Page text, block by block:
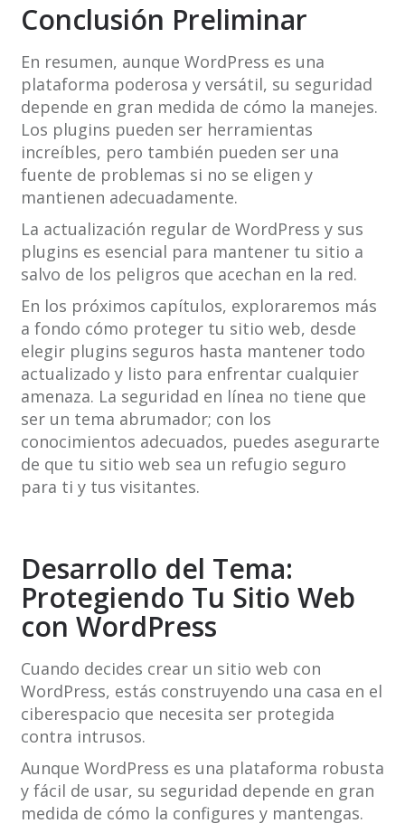
Conclusión Preliminar
En resumen, aunque WordPress es una
plataforma poderosa y versátil, su seguridad
depende en gran medida de cómo la manejes.
Los plugins pueden ser herramientas
increíbles, pero también pueden ser una
fuente de problemas si no se eligen y
mantienen adecuadamente.
La actualización regular de WordPress y sus
plugins es esencial para mantener tu sitio a
salvo de los peligros que acechan en la red.
En los próximos capítulos, exploraremos más
a fondo cómo proteger tu sitio web, desde
elegir plugins seguros hasta mantener todo
actualizado y listo para enfrentar cualquier
amenaza. La seguridad en línea no tiene que
ser un tema abrumador; con los
conocimientos adecuados, puedes asegurarte
de que tu sitio web sea un refugio seguro
para ti y tus visitantes.
Desarrollo del Tema:
Protegiendo Tu Sitio Web
con WordPress
Cuando decides crear un sitio web con
WordPress, estás construyendo una casa en el
ciberespacio que necesita ser protegida
contra intrusos.
Aunque WordPress es una plataforma robusta
y fácil de usar, su seguridad depende en gran
medida de cómo la configures y mantengas.